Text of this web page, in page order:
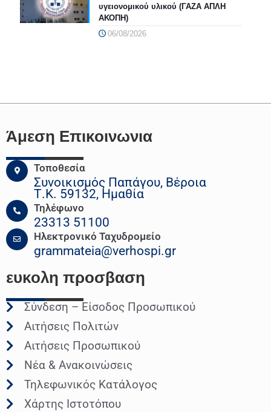
υγειονομικού υλικού (ΓΑΖΑ ΑΠΛΗ
ΑΚΟΠΗ)
06/08/2026
Άμεση Επικοινωνια
Τοποθεσία
Συνοικισμός Παπάγου, Βέροια
Τ.Κ. 59132, Ημαθία
Τηλέφωνο
23313 51100
Ηλεκτρονικό Ταχυδρομείο
grammateia@verhospi.gr
ευκολη προσβαση
Σύνδεση – Είσοδος Προσωπικού
Αιτήσεις Πολιτών
Αιτήσεις Προσωπικού
Νέα & Ανακοινώσεις
Τηλεφωνικός Κατάλογος
Χάρτης Ιστοτόπου